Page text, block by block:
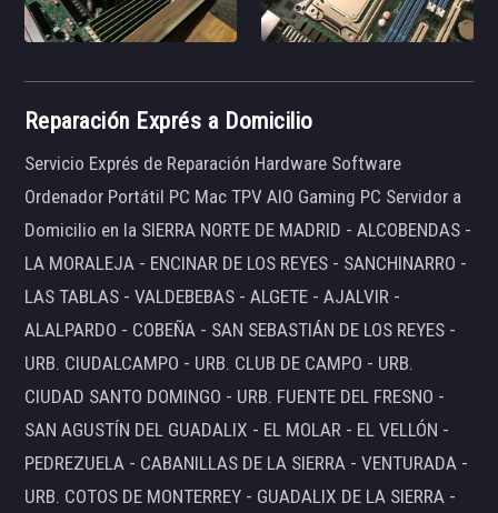
Reparación Exprés a Domicilio
Servicio Exprés de Reparación Hardware Software
Ordenador Portátil PC Mac TPV AIO Gaming PC Servidor a
Domicilio en la SIERRA NORTE DE MADRID - ALCOBENDAS -
LA MORALEJA - ENCINAR DE LOS REYES - SANCHINARRO -
LAS TABLAS - VALDEBEBAS - ALGETE - AJALVIR -
ALALPARDO - COBEÑA - SAN SEBASTIÁN DE LOS REYES -
URB. CIUDALCAMPO - URB. CLUB DE CAMPO - URB.
CIUDAD SANTO DOMINGO - URB. FUENTE DEL FRESNO -
SAN AGUSTÍN DEL GUADALIX - EL MOLAR - EL VELLÓN -
PEDREZUELA - CABANILLAS DE LA SIERRA - VENTURADA -
URB. COTOS DE MONTERREY - GUADALIX DE LA SIERRA -